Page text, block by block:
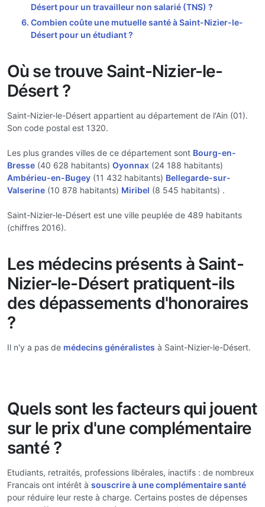
Désert pour un travailleur non salarié (TNS) ?
Combien coûte une mutuelle santé à Saint-Nizier-le-
Désert pour un étudiant ?
Où se trouve Saint-Nizier-le-
Désert ?
Saint-Nizier-le-Désert appartient au département de l'Ain (01).
Son code postal est 1320.
Les plus grandes villes de ce département sont Bourg-en-
Bresse (40 628 habitants) Oyonnax (24 188 habitants)
Ambérieu-en-Bugey (11 432 habitants) Bellegarde-sur-
Valserine (10 878 habitants) Miribel (8 545 habitants) .
Saint-Nizier-le-Désert est une ville peuplée de 489 habitants
(chiffres 2016).
Les médecins présents à Saint-
Nizier-le-Désert pratiquent-ils
des dépassements d'honoraires
?
Il n'y a pas de médecins généralistes à Saint-Nizier-le-Désert.
Quels sont les facteurs qui jouent
sur le prix d'une complémentaire
santé ?
Etudiants, retraités, professions libérales, inactifs : de nombreux
Francais ont intérêt à souscrire à une complémentaire santé
pour réduire leur reste à charge. Certains postes de dépenses